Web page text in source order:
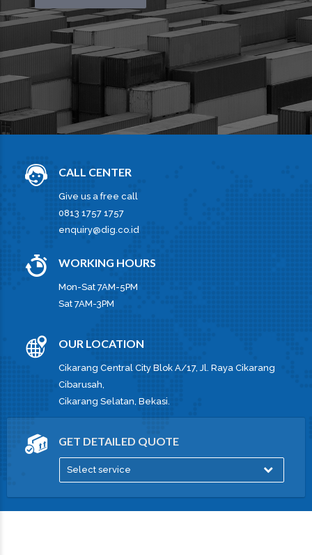
CALL CENTER
Give us a free call
0813 1757 1757
enquiry@dig.co.id
WORKING HOURS
Mon-Sat 7AM-5PM
Sat 7AM-3PM
OUR LOCATION
Cikarang Central City Blok A/17, Jl. Raya Cikarang
Cibarusah,
Cikarang Selatan, Bekasi.
GET DETAILED QUOTE
Select service